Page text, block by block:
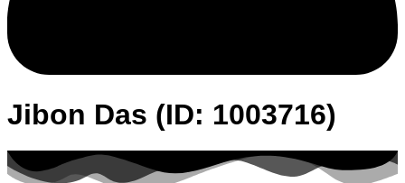
Jibon Das (ID: 1003716)